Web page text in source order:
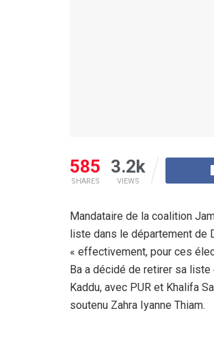
585
SHARES
3.2k
VIEWS
Mandataire de la coalition
liste dans le département de
« effectivement, pour ces
Ba a décidé de retirer sa liste
Kaddu, avec PUR et Khalifa
soutenu Zahra Iyanne Thiam.